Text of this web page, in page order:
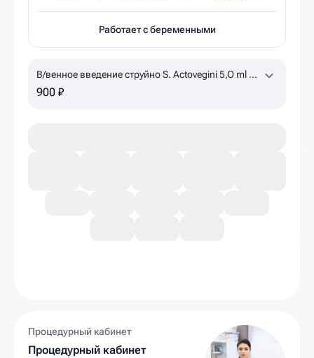
Работает с беременными
В/венное введение струйно S. Actovegini 5,O ml +
NaCl 0,9% 15 ml
900 ₽
Процедурный кабинет
Процедурный кабинет